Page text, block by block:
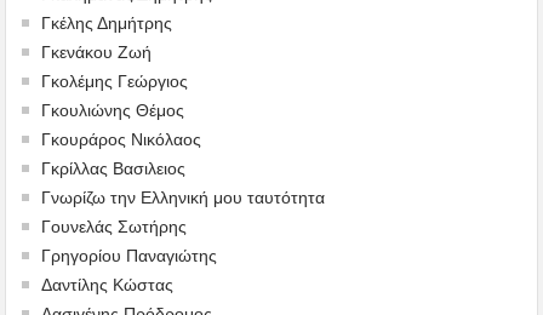
Γκέλης Δημήτρης
Γκενάκου Ζωή
Γκολέμης Γεώργιος
Γκουλιώνης Θέμος
Γκουράρος Νικόλαος
Γκρίλλας Βασιλειος
Γνωρίζω την Ελληνική μου ταυτότητα
Γουνελάς Σωτήρης
Γρηγορίου Παναγιώτης
Δαντίλης Κώστας